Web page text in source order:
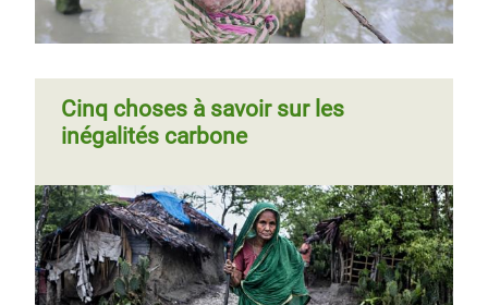
Combattre les inégalités des
émissions de CO2 dans l’Union
Pagination Page 1Page
suivante
››
Cinq choses à savoir sur les
inégalités carbone